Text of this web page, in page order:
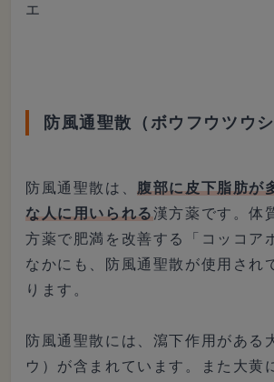
エ
防風通聖散（ボウフウツウシ
防風通聖散は、腹部に皮下脂肪が
な人に用いられる漢方薬です。体
方薬で肥満を改善する「コッコア
なかにも、防風通聖散が使用され
ります。
防風通聖散には、瀉下作用がある
ウ）が含まれています。また大黄